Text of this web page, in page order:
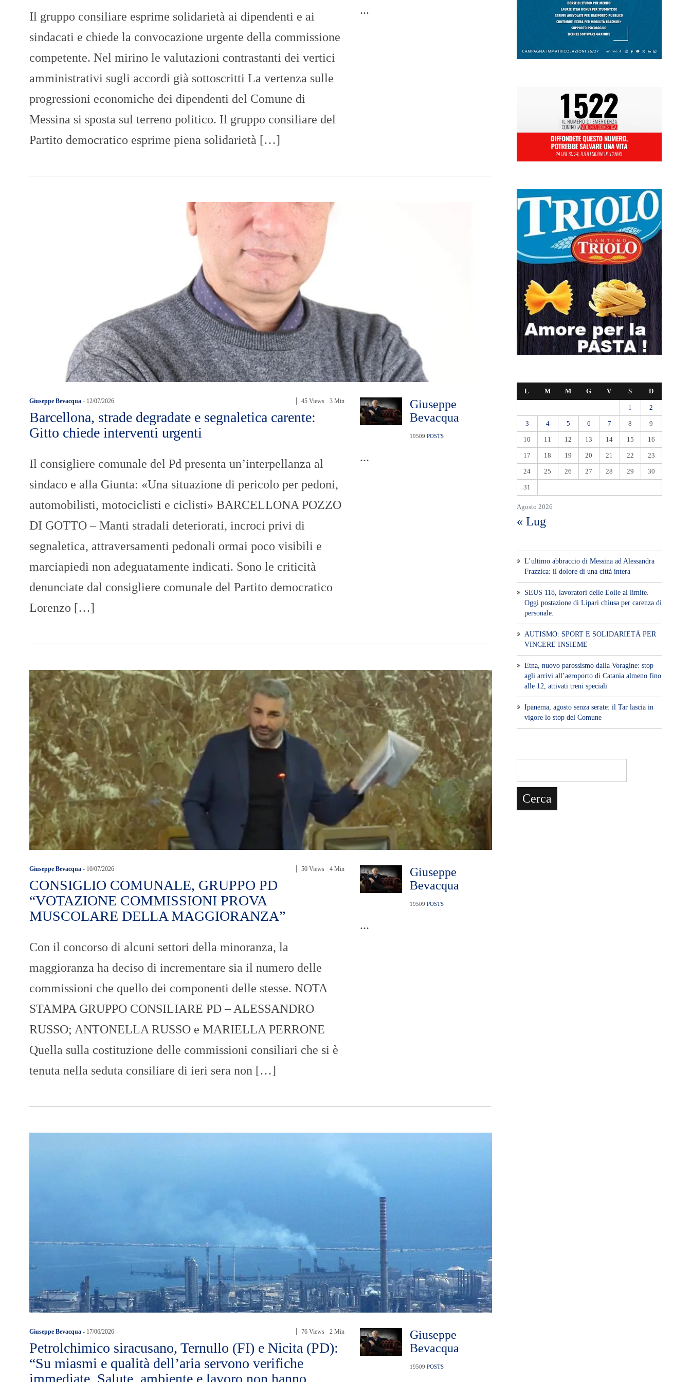
R
T
A
G
p
r
T
I
N
Il gruppo consiliare esprime solidarietà ai dipendenti e ai
sindacati e chiede la convocazione urgente della commissione
competente. Nel mirino le valutazioni contrastanti dei vertici
amministrativi sugli accordi già sottoscritti La vertenza sulle
progressioni economiche dei dipendenti del Comune di
Messina si sposta sul terreno politico. Il gruppo consiliare del
Partito democratico esprime piena solidarietà […]
...
Giuseppe Bevacqua - 12/07/2026 45 Views 3 Min
Barcellona, strade degradate e segnaletica carente:
Gitto chiede interventi urgenti
Il consigliere comunale del Pd presenta un’interpellanza al
sindaco e alla Giunta: «Una situazione di pericolo per pedoni,
automobilisti, motociclisti e ciclisti» BARCELLONA POZZO
DI GOTTO – Manti stradali deteriorati, incroci privi di
segnaletica, attraversamenti pedonali ormai poco visibili e
marciapiedi non adeguatamente indicati. Sono le criticità
denunciate dal consigliere comunale del Partito democratico
Lorenzo […]
Giuseppe
Bevacqua
19509 POSTS
...
Giuseppe Bevacqua - 10/07/2026 50 Views 4 Min
CONSIGLIO COMUNALE, GRUPPO PD
“VOTAZIONE COMMISSIONI PROVA
MUSCOLARE DELLA MAGGIORANZA”
Con il concorso di alcuni settori della minoranza, la
maggioranza ha deciso di incrementare sia il numero delle
commissioni che quello dei componenti delle stesse. NOTA
STAMPA GRUPPO CONSILIARE PD – ALESSANDRO
RUSSO; ANTONELLA RUSSO e MARIELLA PERRONE
Quella sulla costituzione delle commissioni consiliari che si è
tenuta nella seduta consiliare di ieri sera non […]
Giuseppe
Bevacqua
19509 POSTS
...
Giuseppe Bevacqua - 17/06/2026 76 Views 2 Min
Petrolchimico siracusano, Ternullo (FI) e Nicita (PD):
“Su miasmi e qualità dell’aria servono verifiche
immediate. Salute, ambiente e lavoro non hanno
Giuseppe
Bevacqua
19509 POSTS
Agosto 2026
L M M G V S D
1 2
3 4 5 6 7 8 9
10 11 12 13 14 15 16
17 18 19 20 21 22 23
24 25 26 27 28 29 30
31
« Lug
L’ultimo abbraccio di Messina ad Alessandra
Frazzica: il dolore di una città intera
SEUS 118, lavoratori delle Eolie al limite.
Oggi postazione di Lipari chiusa per carenza di
personale.
AUTISMO: SPORT E SOLIDARIETÀ PER
VINCERE INSIEME
Etna, nuovo parossismo dalla Voragine: stop
agli arrivi all’aeroporto di Catania almeno fino
alle 12, attivati treni speciali
Ipanema, agosto senza serate: il Tar lascia in
vigore lo stop del Comune